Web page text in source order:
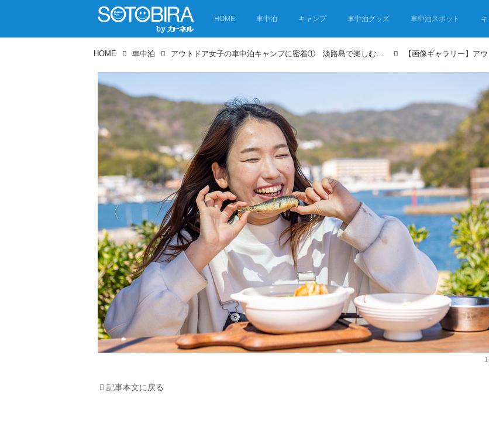
HOME 車中泊 キャンプ 車中泊グッズ 車中泊スポット
HOME 車中泊 アウトドア女子の車中泊キャンプに密着① 淡路島で楽しむ釣りとキャンプ飯！
記事本文に戻る